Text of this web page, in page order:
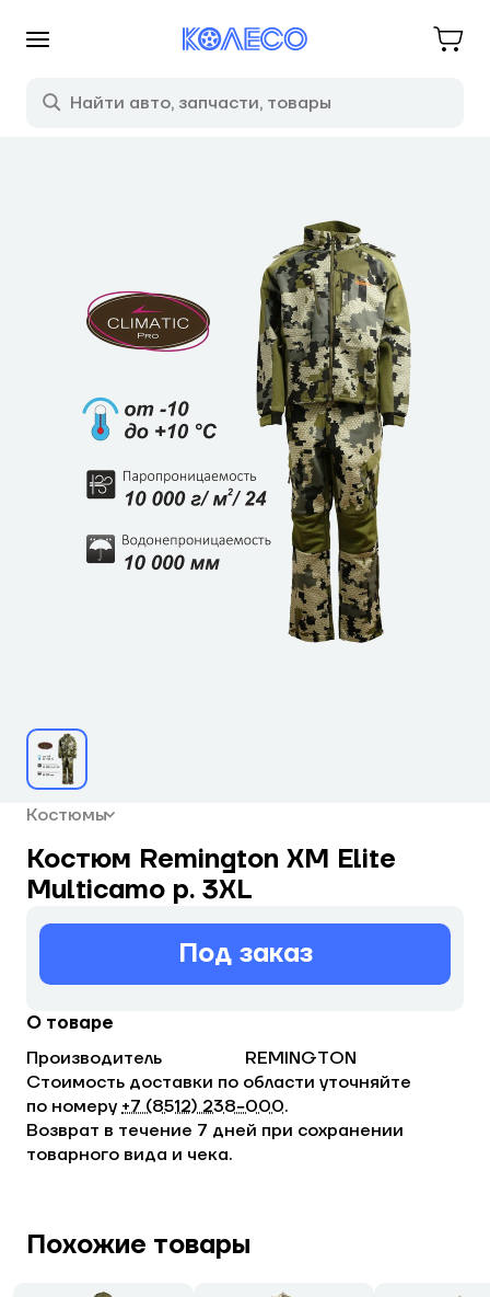
Костюмы
Костюм Remington XM Elite
Multicamo р. 3XL
Под заказ
О товаре
Производитель
REMINGTON
Стоимость доставки по области уточняйте
по номеру +7 (8512) 238−000.
Возврат в течение 7 дней при сохранении
товарного вида и чека.
Похожие товары